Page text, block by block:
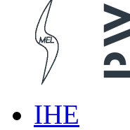
IHE